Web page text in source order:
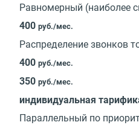
Равномерный (наиболее
400 руб./мес.
Распределение звонков
400 руб./мес.
350 руб./мес.
индивидуальная
Параллельный по